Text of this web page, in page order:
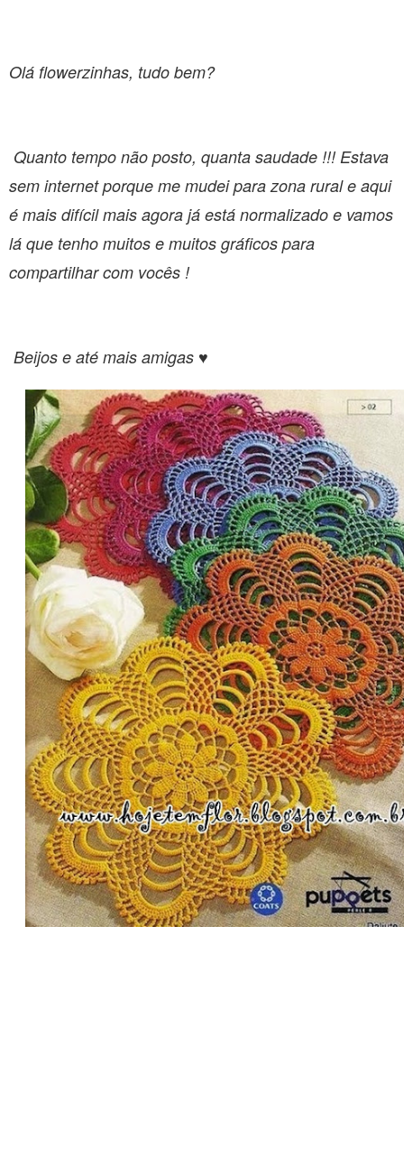
Olá flowerzinhas, tudo bem?
Quanto tempo não posto, quanta saudade !!! Estava
sem internet porque me mudei para zona rural e aqui
é mais difícil mais agora já está normalizado e vamos
lá que tenho muitos e muitos gráficos para
compartilhar com vocês !
Beijos e até mais amigas ♥